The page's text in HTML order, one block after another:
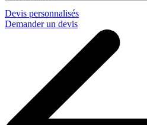
Devis personnalisés
Demander un devis